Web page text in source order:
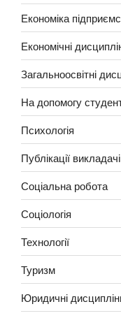
Економіка
Економічні
Загальноосвітні
На допомогу
Психологія
Публікації
Соціальна робота
Соціологія
Технології
Туризм
Юридичні